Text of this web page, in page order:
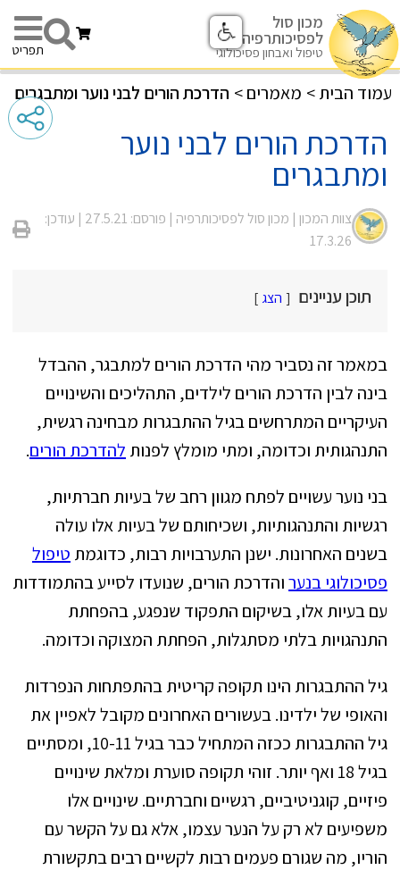
מכון סול
לפסיכותרפיה
טיפול ואבחון פסיכולוגי תפריט
הדרכת הורים לבני נוער ומתבגרים > מאמרים > עמוד הבית
הדרכת הורים לבני נוער
ומתבגרים
צוות המכון | מכון סול לפסיכותרפיה | פורסם: 27.5.21
| עודכן:
17.3.26
תוכן עניינים הצג
במאמר זה נסביר מהי הדרכת הורים למתבגר, ההבדל
בינה לבין הדרכת הורים לילדים, התהליכים והשינויים
העיקריים המתרחשים בגיל ההתבגרות מבחינה רגשית,
התנהגותית וכדומה, ומתי מומלץ לפנות להדרכת הורים.
בני נוער עשויים לפתח מגוון רחב של בעיות חברתיות,
רגשיות והתנהגותיות, ושכיחותם של בעיות אלו עולה
בשנים האחרונות. ישנן התערבויות רבות, כדוגמת טיפול
פסיכולוגי בנערוהדרכת הורים, שנועדו לסייע בהתמודדות
עם בעיות אלו, בשיקום התפקוד שנפגע, בהפחתת
התנהגויות בלתי מסתגלות, הפחתת המצוקה וכדומה.
גיל ההתבגרות הינו תקופה קריטית בהתפתחות הנפרדות
והאופי של ילדינו. בעשורים האחרונים מקובל לאפיין את
גיל ההתבגרות ככזה המתחיל כבר בגיל 10-11, ומסתיים
בגיל 18 ואף יותר. זוהי תקופה סוערת ומלאת שינויים
פיזיים, קוגניטיביים, רגשיים וחברתיים. שינויים אלו
משפיעים לא רק על הנער עצמו, אלא גם על הקשר עם
הוריו, מה שגורם פעמים רבות לקשיים רבים בתקשורת